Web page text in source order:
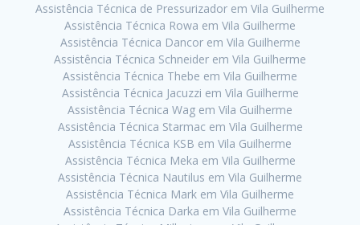
Assistência Técnica de Pressurizador em Vila Guilherme
Assistência Técnica Rowa em Vila Guilherme
Assistência Técnica Dancor em Vila Guilherme
Assistência Técnica Schneider em Vila Guilherme
Assistência Técnica Thebe em Vila Guilherme
Assistência Técnica Jacuzzi em Vila Guilherme
Assistência Técnica Wag em Vila Guilherme
Assistência Técnica Starmac em Vila Guilherme
Assistência Técnica KSB em Vila Guilherme
Assistência Técnica Meka em Vila Guilherme
Assistência Técnica Nautilus em Vila Guilherme
Assistência Técnica Mark em Vila Guilherme
Assistência Técnica Darka em Vila Guilherme